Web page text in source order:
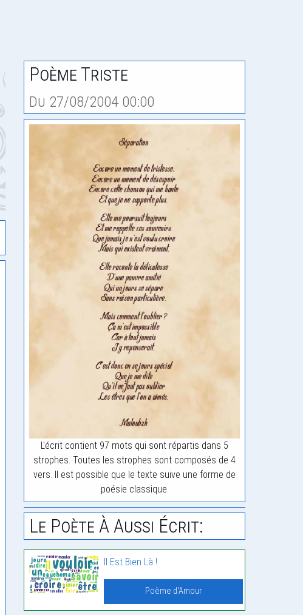
Poème Triste
Du 27/08/2004 00:00
L'écrit contient 97 mots qui sont répartis dans 5
strophes. Toutes les strophes sont composés de 4
vers. Il est possible que le texte suive une forme de
poésie classique.
Le Poète À Aussi Écrit:
Il Est Bien Là !
Poème d'Amour